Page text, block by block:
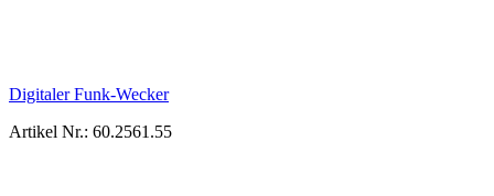
Digitaler Funk-Wecker
Artikel Nr.: 60.2561.55